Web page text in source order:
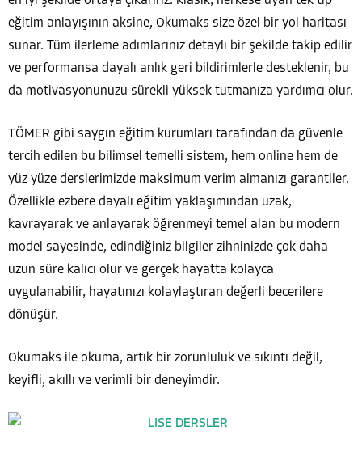
eğitim anlayışının aksine, Okumaks size özel bir yol haritası
sunar. Tüm ilerleme adımlarınız detaylı bir şekilde takip edilir
ve performansa dayalı anlık geri bildirimlerle desteklenir, bu
da motivasyonunuzu sürekli yüksek tutmanıza yardımcı olur.
TÖMER gibi saygın eğitim kurumları tarafından da güvenle
tercih edilen bu bilimsel temelli sistem, hem online hem de
yüz yüze derslerimizde maksimum verim almanızı garantiler.
Özellikle ezbere dayalı eğitim yaklaşımından uzak,
kavrayarak ve anlayarak öğrenmeyi temel alan bu modern
model sayesinde, edindiğiniz bilgiler zihninizde çok daha
uzun süre kalıcı olur ve gerçek hayatta kolayca
uygulanabilir, hayatınızı kolaylaştıran değerli becerilere
dönüşür.
Okumaks ile okuma, artık bir zorunluluk ve sıkıntı değil,
keyifli, akıllı ve verimli bir deneyimdir.